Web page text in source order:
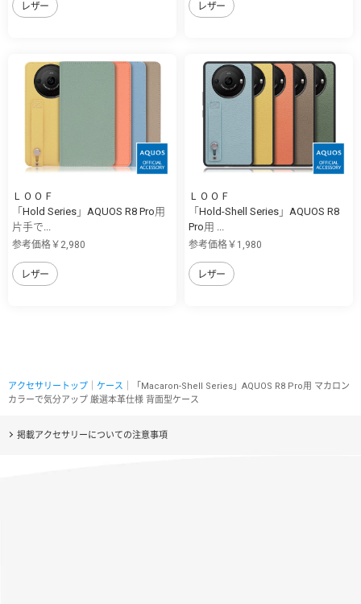
レザー レザー
ＬＯＯＦ
「Hold Series」AQUOS R8 Pro用
片手で...
参考価格￥2,980
レザー
ＬＯＯＦ
「Hold-Shell Series」AQUOS R8
Pro用 ...
参考価格￥1,980
レザー
アクセサリートップ ケース ｜「Macaron-Shell Series」AQUOS R8 Pro用 マカロン
カラーで気分アップ 厳選本革仕様 背面型ケース
掲載アクセサリーについての注意事項